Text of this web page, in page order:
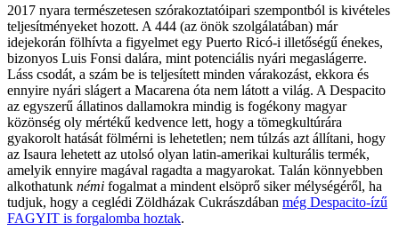
2017 nyara természetesen szórakoztatóipari szempontból is kivételes
teljesítményeket hozott. A 444 (az önök szolgálatában) már
idejekorán fölhívta a figyelmet egy Puerto Ricó-i illetőségű énekes,
bizonyos Luis Fonsi dalára, mint potenciális nyári megaslágerre.
Láss csodát, a szám be is teljesített minden várakozást, ekkora és
ennyire nyári slágert a Macarena óta nem látott a világ. A Despacito
az egyszerű állatinos dallamokra mindig is fogékony magyar
közönség oly mértékű kedvence lett, hogy a tömegkultúrára
gyakorolt hatását fölmérni is lehetetlen; nem túlzás azt állítani, hogy
az Isaura lehetett az utolsó olyan latin-amerikai kulturális termék,
amelyik ennyire magával ragadta a magyarokat. Talán könnyebben
alkothatunk némi fogalmat a mindent elsöprő siker mélységéről, ha
tudjuk, hogy a ceglédi Zöldházak Cukrászdában még Despacito-ízű
FAGYIT is forgalomba hoztak.